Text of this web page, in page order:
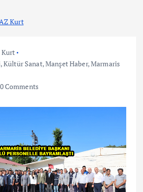
Kurt
Kurt
,Kültür Sanat,Manşet Haber,Marmaris
0 Comments